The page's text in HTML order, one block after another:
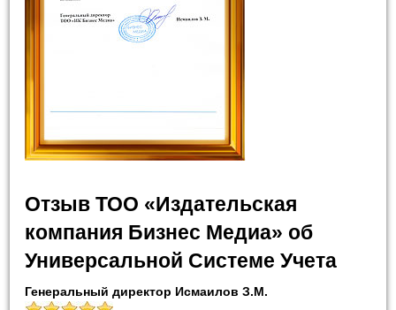
Отзыв ТОО «Издательская
компания Бизнес Медиа» об
Универсальной Системе Учета
Генеральный директор Исмаилов З.М.